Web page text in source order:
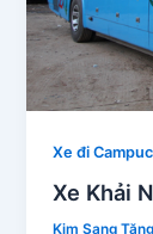
Xe đi
Xe Khải
Kim Sang